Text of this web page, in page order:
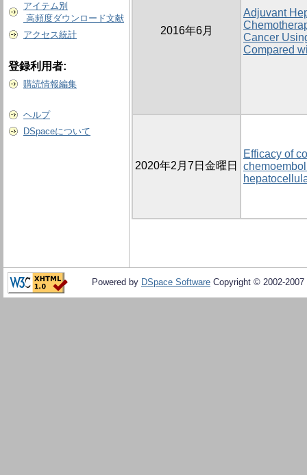
アイテム別
高頻度ダウンロード文献
アクセス統計
登録利用者:
購読情報編集
ヘルプ
DSpaceについて
2016年6月
Adjuvant
Cancer
Compared
2020年2月7日金曜日
Efficacy of
Powered by DSpace Software Copyright © 2002-2007